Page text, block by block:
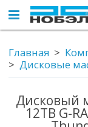
Главная
Дисковые
Дисковый
12TB G-